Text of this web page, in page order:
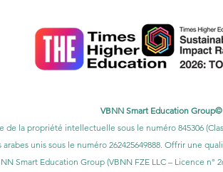
VBNN Smart Education Group©
la propriété intellectuelle sous le numéro 845306
unis sous le numéro 262425649888. Offrir une
Smart Education Group (VBNN FZE LLC – Licence n°